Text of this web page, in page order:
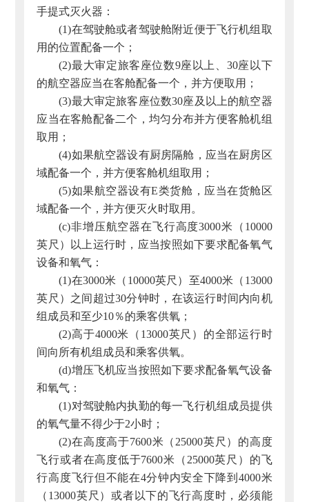
手提式灭火器：
(1)在驾驶舱或者驾驶舱附近便于飞行机组取
用的位置配备一个；
(2)最大审定旅客座位数9座以上、30座以下
的航空器应当在客舱配备一个，并方便取用；
(3)最大审定旅客座位数30座及以上的航空器
应当在客舱配备二个，均匀分布并方便客舱机组
取用；
(4)如果航空器设有厨房隔舱，应当在厨房区
域配备一个，并方便客舱机组取用；
(5)如果航空器设有E类货舱，应当在货舱区
域配备一个，并方便灭火时取用。
(c)非增压航空器在飞行高度3000米（10000
英尺）以上运行时，应当按照如下要求配备氧气
设备和氧气：
(1)在3000米（10000英尺）至4000米（13000
英尺）之间超过30分钟时，在该运行时间内向机
组成员和至少10％的乘客供氧；
(2)高于4000米（13000英尺）的全部运行时
间向所有机组成员和乘客供氧。
(d)增压飞机应当按照如下要求配备氧气设备
和氧气：
(1)对驾驶舱内执勤的每一飞行机组成员提供
的氧气量不得少于2小时；
(2)在高度高于7600米（25000英尺）的高度
飞行或者在高度低于7600米（25000英尺）的飞
行高度飞行但不能在4分钟内安全下降到4000米
（13000英尺）或者以下的飞行高度时，必须能